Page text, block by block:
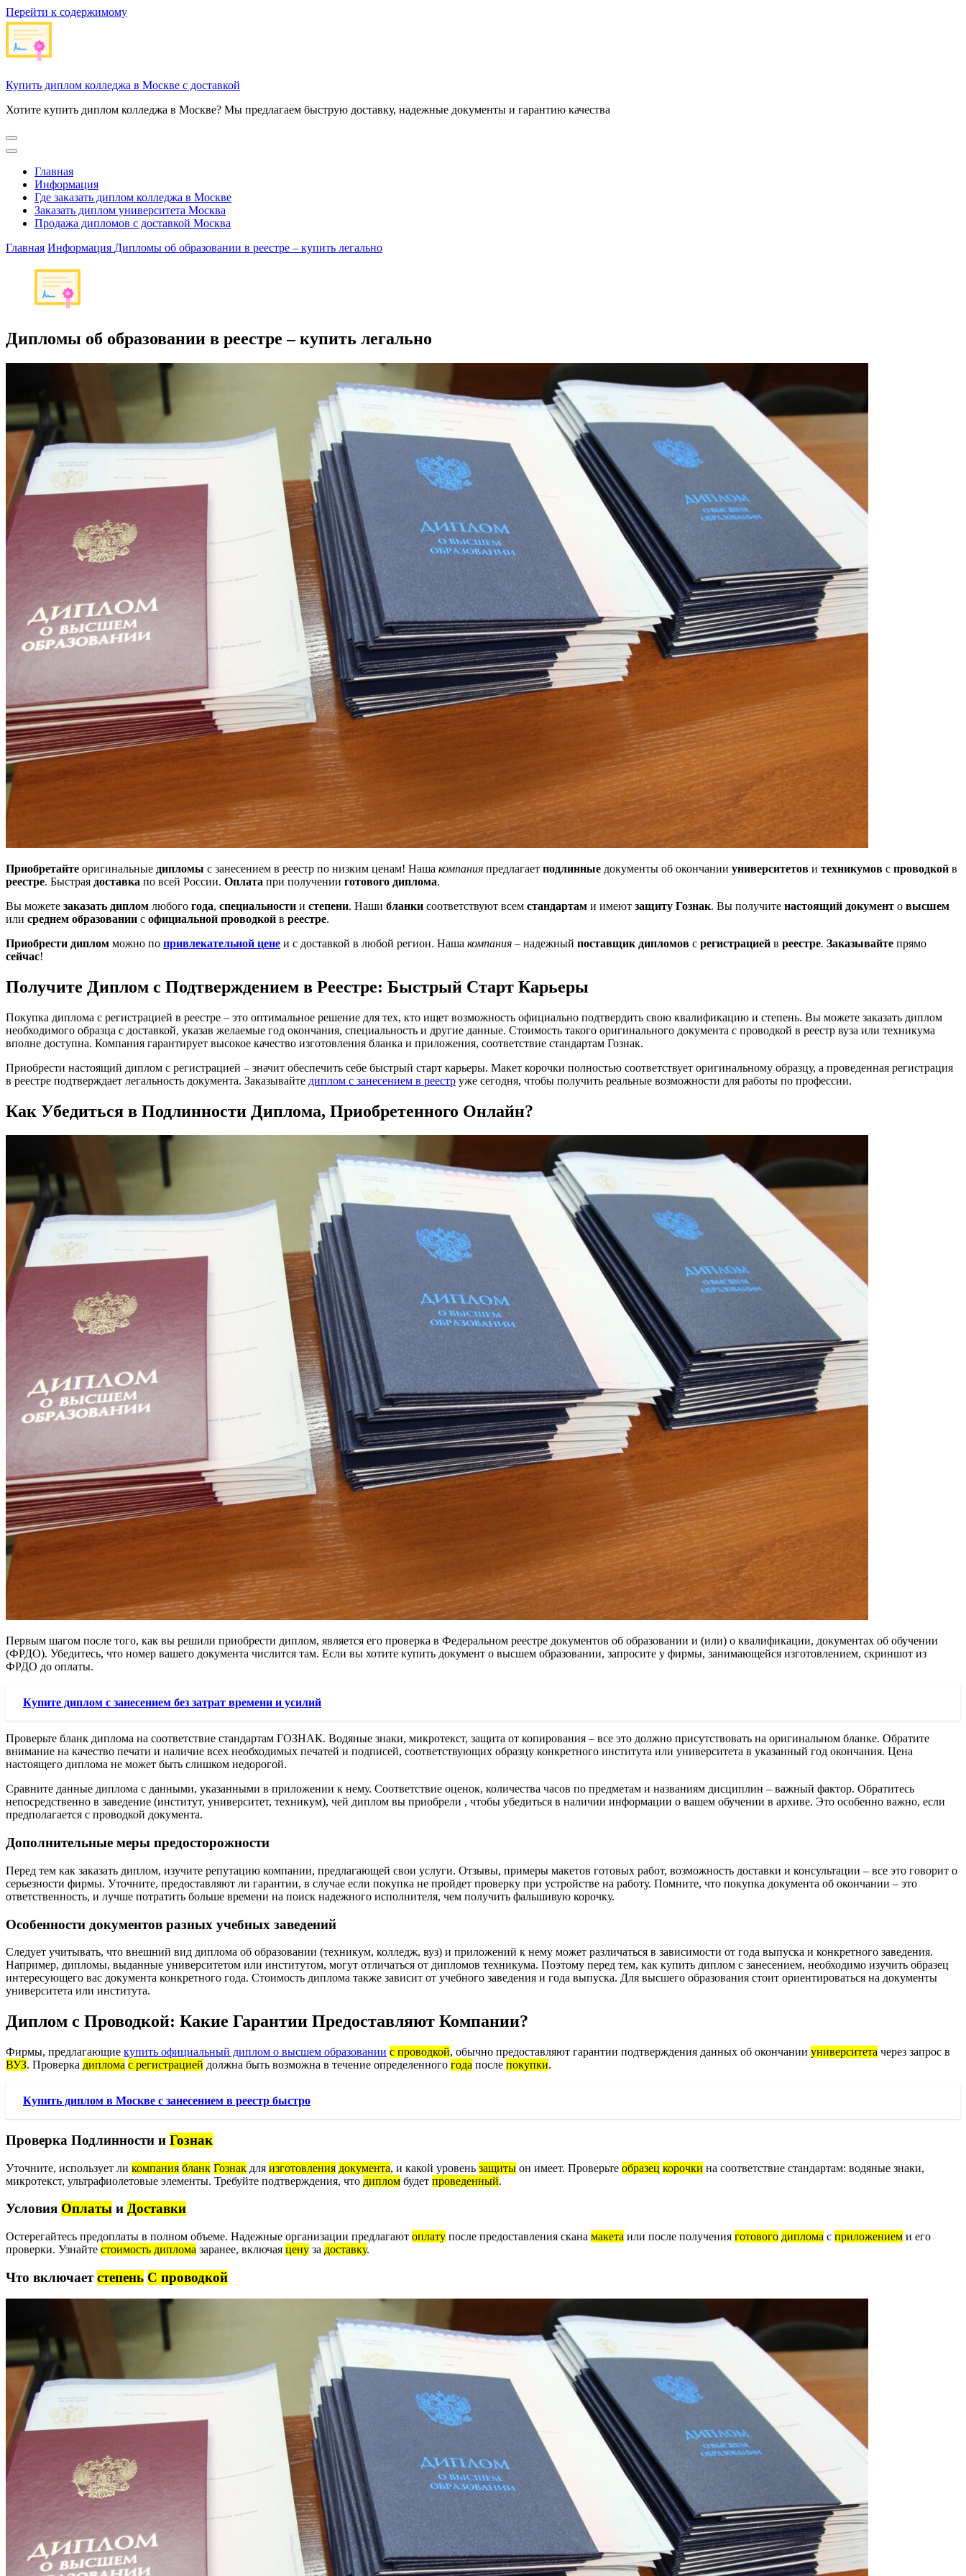
Перейти к содержимому
Купить диплом колледжа в Москве с доставкой
Хотите купить диплом колледжа в Москве? Мы предлагаем быструю доставку, надежные документы и гарантию качества
Главная
Информация
Где заказать диплом колледжа в Москве
Заказать диплом университета Москва
Продажа дипломов с доставкой Москва
Главная Информация Дипломы об образовании в реестре – купить легально
Дипломы об образовании в реестре – купить легально
Приобретайте оригинальные дипломы с занесением в реестр по низким ценам! Наша компания предлагает подлинные документы об окончании университетов и техникумов с проводкой в
реестре. Быстрая доставка по всей России. Оплата при получении готового диплома.
Вы можете заказать диплом любого года, специальности и степени. Наши бланки соответствуют всем стандартам и имеют защиту Гознак. Вы получите настоящий документ о высшем
или среднем образовании с официальной проводкой в реестре.
Приобрести диплом можно по привлекательной цене и с доставкой в любой регион. Наша компания – надежный поставщик дипломов с регистрацией в реестре. Заказывайте прямо
сейчас!
Получите Диплом с Подтверждением в Реестре: Быстрый Старт Карьеры
Покупка диплома с регистрацией в реестре – это оптимальное решение для тех, кто ищет возможность официально подтвердить свою квалификацию и степень. Вы можете заказать диплом
необходимого образца с доставкой, указав желаемые год окончания, специальность и другие данные. Стоимость такого оригинального документа с проводкой в реестр вуза или техникума
вполне доступна. Компания гарантирует высокое качество изготовления бланка и приложения, соответствие стандартам Гознак.
Приобрести настоящий диплом с регистрацией – значит обеспечить себе быстрый старт карьеры. Макет корочки полностью соответствует оригинальному образцу, а проведенная регистрация
в реестре подтверждает легальность документа. Заказывайте диплом с занесением в реестр уже сегодня, чтобы получить реальные возможности для работы по профессии.
Как Убедиться в Подлинности Диплома, Приобретенного Онлайн?
Первым шагом после того, как вы решили приобрести диплом, является его проверка в Федеральном реестре документов об образовании и (или) о квалификации, документах об обучении
(ФРДО). Убедитесь, что номер вашего документа числится там. Если вы хотите купить документ о высшем образовании, запросите у фирмы, занимающейся изготовлением, скриншот из
ФРДО до оплаты.
Купите диплом с занесением без затрат времени и усилий
Проверьте бланк диплома на соответствие стандартам ГОЗНАК. Водяные знаки, микротекст, защита от копирования – все это должно присутствовать на оригинальном бланке. Обратите
внимание на качество печати и наличие всех необходимых печатей и подписей, соответствующих образцу конкретного института или университета в указанный год окончания. Цена
настоящего диплома не может быть слишком недорогой.
Сравните данные диплома с данными, указанными в приложении к нему. Соответствие оценок, количества часов по предметам и названиям дисциплин – важный фактор. Обратитесь
непосредственно в заведение (институт, университет, техникум), чей диплом вы приобрели , чтобы убедиться в наличии информации о вашем обучении в архиве. Это особенно важно, если
предполагается с проводкой документа.
Дополнительные меры предосторожности
Перед тем как заказать диплом, изучите репутацию компании, предлагающей свои услуги. Отзывы, примеры макетов готовых работ, возможность доставки и консультации – все это говорит о
серьезности фирмы. Уточните, предоставляют ли гарантии, в случае если покупка не пройдет проверку при устройстве на работу. Помните, что покупка документа об окончании – это
ответственность, и лучше потратить больше времени на поиск надежного исполнителя, чем получить фальшивую корочку.
Особенности документов разных учебных заведений
Следует учитывать, что внешний вид диплома об образовании (техникум, колледж, вуз) и приложений к нему может различаться в зависимости от года выпуска и конкретного заведения.
Например, дипломы, выданные университетом или институтом, могут отличаться от дипломов техникума. Поэтому перед тем, как купить диплом с занесением, необходимо изучить образец
интересующего вас документа конкретного года. Стоимость диплома также зависит от учебного заведения и года выпуска. Для высшего образования стоит ориентироваться на документы
университета или института.
Диплом с Проводкой: Какие Гарантии Предоставляют Компании?
Фирмы, предлагающие купить официальный диплом о высшем образовании с проводкой, обычно предоставляют гарантии подтверждения данных об окончании университета через запрос в
ВУЗ. Проверка диплома с регистрацией должна быть возможна в течение определенного года после покупки.
Купить диплом в Москве с занесением в реестр быстро
Проверка Подлинности и Гознак
Уточните, использует ли компания бланк Гознак для изготовления документа, и какой уровень защиты он имеет. Проверьте образец корочки на соответствие стандартам: водяные знаки,
микротекст, ультрафиолетовые элементы. Требуйте подтверждения, что диплом будет проведенный.
Условия Оплаты и Доставки
Остерегайтесь предоплаты в полном объеме. Надежные организации предлагают оплату после предоставления скана макета или после получения готового диплома с приложением и его
проверки. Узнайте стоимость диплома заранее, включая цену за доставку.
Что включаетстепень С проводкой